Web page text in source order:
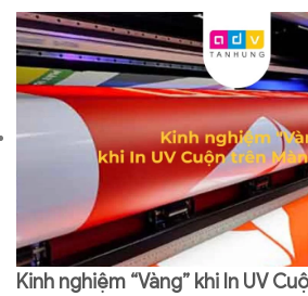
Kinh nghiệm “Vàng” khi In UV